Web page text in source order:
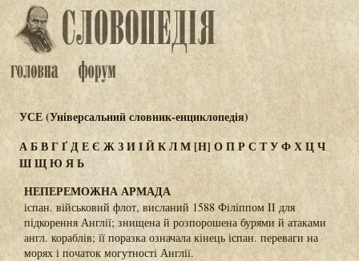
УСЕ (Універсальний словник-енциклопедія)
АБВГҐДЕЄ ЖЗИІЙКЛМ [Н] ОПР СТУФХЦЧ
ШЩЮЯЬ
НЕПЕРЕМОЖНА АРМАДА
іспан. військовий флот, висланий 1588 Філіппом II для
підкорення Англії; знищена й розпорошена бурями й атаками
англ. кораблів; її поразка означала кінець іспан. переваги на
морях і початок могутності Англії.